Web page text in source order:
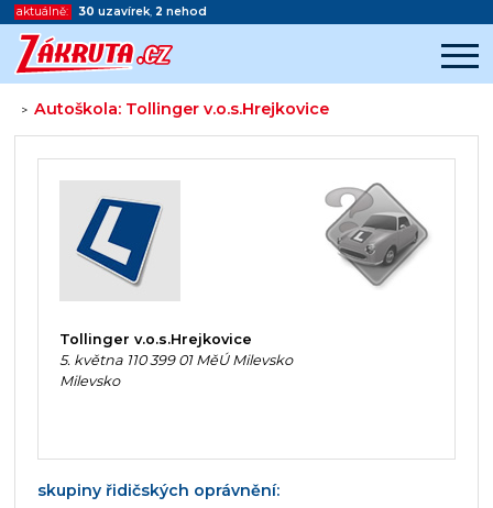
aktuálně: 30 uzavírek, 2 nehod
>Autoškola: Tollinger v.o.s.Hrejkovice
Začátek reklamy
Konec reklamy
Tollinger v.o.s.Hrejkovice
5. května 110 399 01 MěÚ Milevsko
Milevsko
skupiny řidičských oprávnění: